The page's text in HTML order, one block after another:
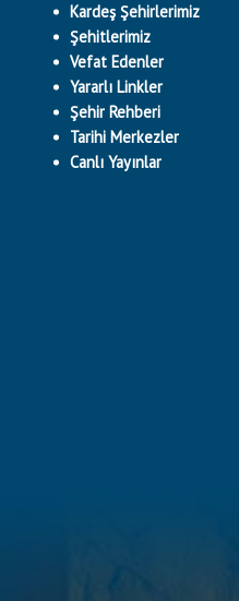
Kardeş Şehirlerimiz
Şehitlerimiz
Vefat Edenler
Yararlı Linkler
Şehir Rehberi
Tarihi Merkezler
Canlı Yayınlar